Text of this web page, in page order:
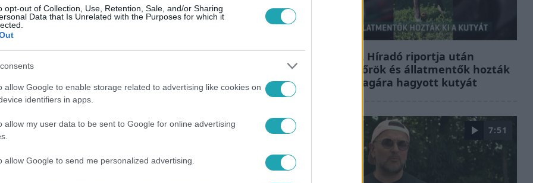
opt-out of Collection, Use, Retention, Sale, and/or Sharing
Data that Is Unrelated with the Purposes for which it
allow Google to enable storage related to advertising like cookies on
identifiers in apps.
allow my user data to be sent to Google for online advertising
allow Google to send me personalized advertising.
RTL+ Premiumon!
között legyen a Google-találatokban!
Az RTL Híradó riportja után
renndőrök és állatmentők hozták
ki a magára hagyott kutyát
7:51